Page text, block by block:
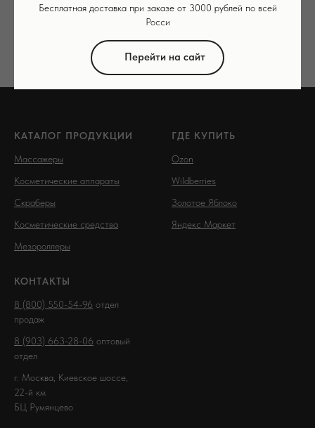
КАТАЛОГ ПРОДУКЦИИ
Массажеры
Косметические аппараты
Скраберы
Косметические средства
Мезороллеры
ГДЕ КУПИТЬ
Ozon
Wildberries
Золотое Яблоко
Яндекс Маркет
КОНТАКТЫ
8 (800) 550-54-96 отдел
продаж
8 (903) 663-28-06 оптовый
отдел
г. Москва, Киевское шоссе,
22-й км
БЦ Румянцево
Бесплатная доставка при заказе от 3000 рублей по всей
Росси
Перейти на сайт